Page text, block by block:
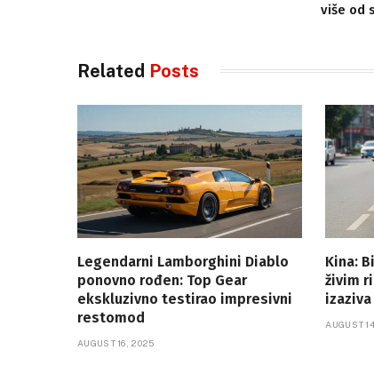
više od
Related Posts
Legendarni Lamborghini Diablo
ponovno rođen: Top Gear
ekskluzivno testirao impresivni
restomod
AUGUST 16, 2025
Kina:
živim
AUGUST